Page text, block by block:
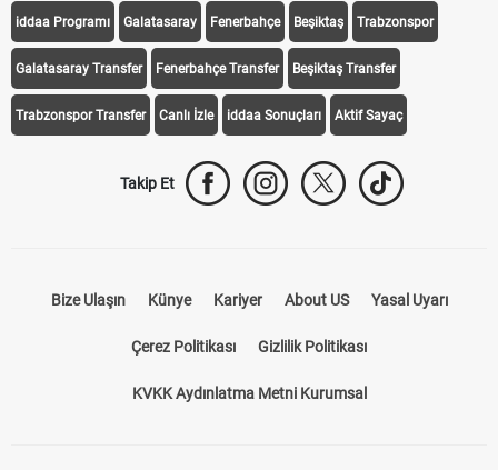
iddaa Programı Galatasaray Fenerbahçe Beşiktaş Trabzonspor
Galatasaray Transfer Fenerbahçe Transfer Beşiktaş Transfer
Trabzonspor Transfer Canlı İzle iddaa Sonuçları Aktif Sayaç
Takip Et
Bize Ulaşın Künye Kariyer About US Yasal Uyarı
Çerez Politikası Gizlilik Politikası
KVKK Aydınlatma Metni Kurumsal